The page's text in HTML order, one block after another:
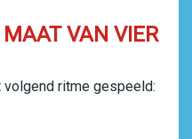
VAN VIER
ritme gespeeld: